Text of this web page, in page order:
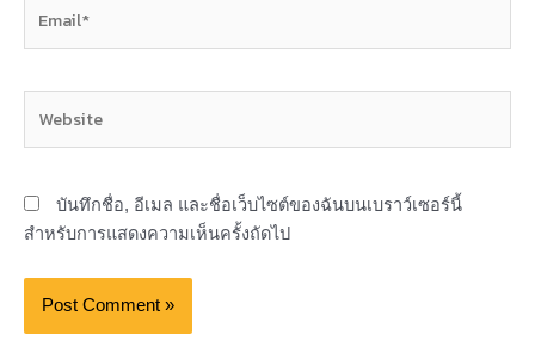
บันทึกชื่อ, อีเมล และชื่อเว็บไซต์ของฉันบนเบราว์เซอร์นี้
สำหรับการแสดงความเห็นครั้งถัดไป